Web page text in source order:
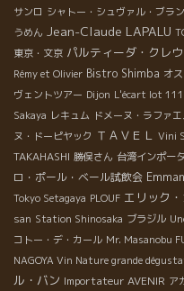
サンロ シャトー・シュヴァル・ブラン
うめん Jean-Claude LAPALU
東京・文京 パルティーダ・クレ
Rémy et Olivier Bistro Shimba オ
ヴェントツアー Dijon L'écart lot
Sakaya レキュム ドメーヌ・ラファ
ヌ・ドーピヤック ＴＡＶＥＬ Vini
TAKAHASHI 勝俣さん 台湾インポー
ロ・ポール・ベール試飲会
Tokyo Setagaya PLOUF エリック
san Station Shinosaka ブラジル
コトー・デ・カール Mr. Masanobu
NAGOYA Vin Nature grande
ル・バン Importateur AVENIR ア